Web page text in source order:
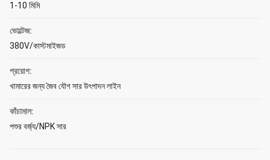
1-10 মিমি
ভোল্টেজ:
380V/কাস্টমাইজড
প্রয়োগ:
খামারের জন্য জৈব যৌগ সার উৎপাদন লাইন
কাঁচামাল:
পশুর বর্জ্য/NPK সার